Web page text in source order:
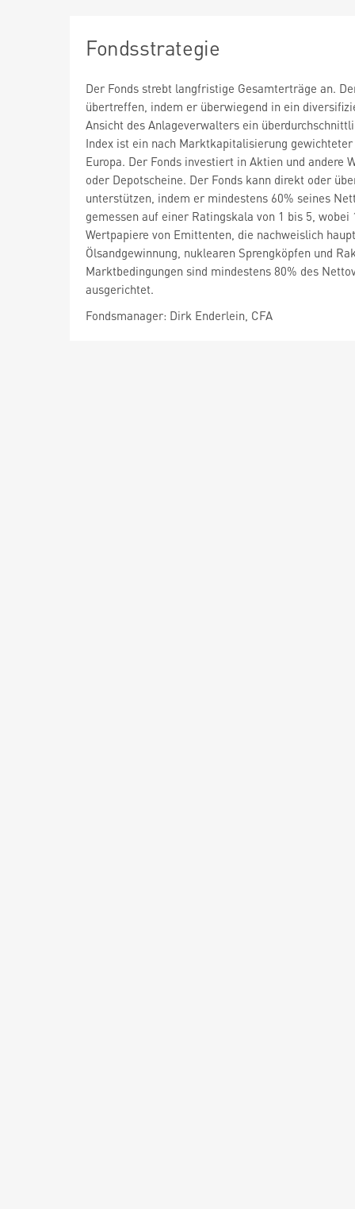
Fondsstrategie
Der Fonds strebt langfristige Gesamterträge an.
übertreffen, indem er überwiegend in ein
Ansicht des Anlageverwalters ein
Index ist ein nach Marktkapitalisierung
Europa. Der Fonds investiert in Aktien und andere
oder Depotscheine. Der Fonds kann direkt oder
unterstützen, indem er mindestens 60% seines
gemessen auf einer Ratingskala von 1 bis 5,
Wertpapiere von Emittenten, die nachweislich
Ölsandgewinnung, nuklearen Sprengköpfen und
Marktbedingungen sind mindestens 80% des
ausgerichtet.
Fondsmanager: Dirk Enderlein, CFA